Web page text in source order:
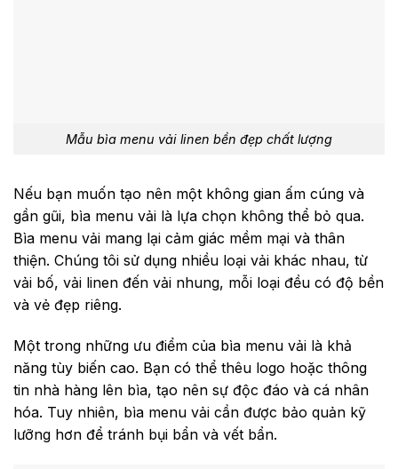
Mẫu bìa menu vải linen bền đẹp chất lượng
Nếu bạn muốn tạo nên một không gian ấm cúng và
gần gũi, bìa menu vải là lựa chọn không thể bỏ qua.
Bìa menu vải mang lại cảm giác mềm mại và thân
thiện. Chúng tôi sử dụng nhiều loại vải khác nhau, từ
vải bố, vải linen đến vải nhung, mỗi loại đều có độ bền
và vẻ đẹp riêng.
Một trong những ưu điểm của bìa menu vải là khả
năng tùy biến cao. Bạn có thể thêu logo hoặc thông
tin nhà hàng lên bìa, tạo nên sự độc đáo và cá nhân
hóa. Tuy nhiên, bìa menu vải cần được bảo quản kỹ
lưỡng hơn để tránh bụi bẩn và vết bẩn.